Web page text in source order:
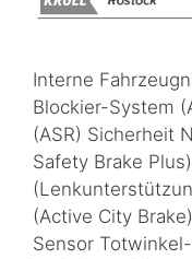
Interne
Blockier-System
(ASR) Sicherheit
Safety Brake
(Active City
Sensor